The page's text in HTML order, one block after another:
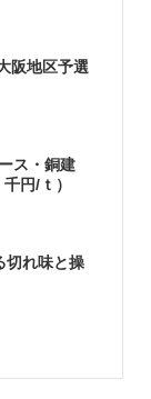
阪地区予選
ス・銅建
円/ｔ）
切れ味と操